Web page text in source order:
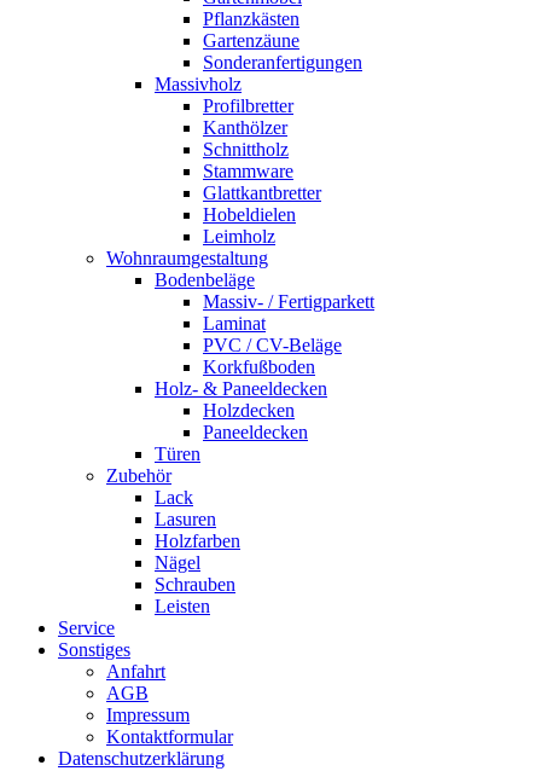
Pflanzkästen
Gartenzäune
Sonderanfertigungen
Massivholz
Profilbretter
Kanthölzer
Schnittholz
Stammware
Glattkantbretter
Hobeldielen
Leimholz
Wohnraumgestaltung
Bodenbeläge
Massiv- / Fertigparkett
Laminat
PVC / CV-Beläge
Korkfußboden
Holz- & Paneeldecken
Holzdecken
Paneeldecken
Türen
Zubehör
Lack
Lasuren
Holzfarben
Nägel
Schrauben
Leisten
Service
Sonstiges
Anfahrt
AGB
Impressum
Kontaktformular
Datenschutzerklärung